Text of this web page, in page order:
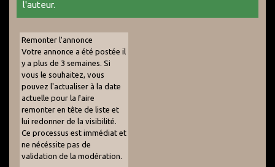
l'auteur.
Remonter l'annonce
Votre annonce a été postée il
y a plus de 3 semaines. Si
vous le souhaitez, vous
pouvez l'actualiser à la date
actuelle pour la faire
remonter en tête de liste et
lui redonner de la visibilité.
Ce processus est immédiat et
ne nécéssite pas de
validation de la modération.